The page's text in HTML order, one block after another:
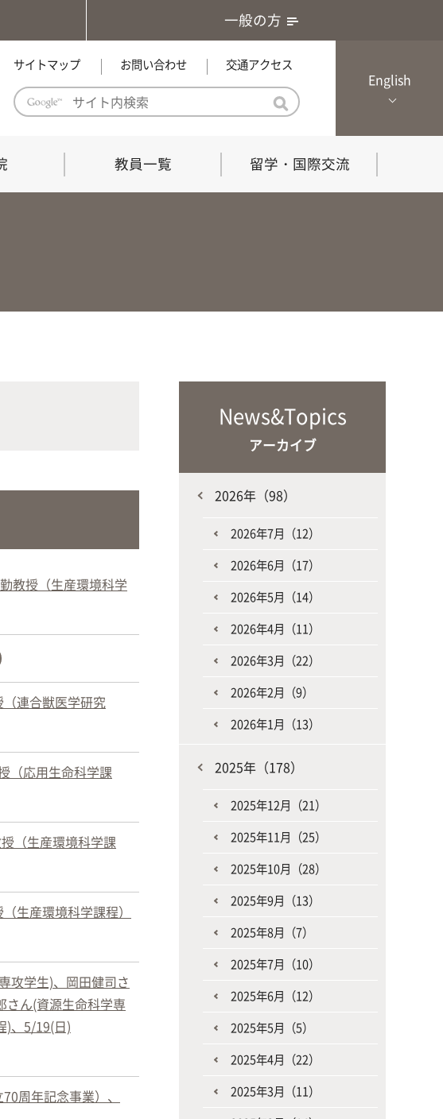
一般の方
サイトマップ お問い合わせ 交通アクセス
English
学科の教育における３つの方針と専
附属施設・教育研究関連施設人と動物との共生を目指し、動物の
教員一覧 留学・国際交流
教授（生産環境科学
連合獣医学研究
（応用生命科学課
（生産環境科学課
生産環境科学課程）
攻学生)、岡田健司さ
さん(資源生命科学専
)、5/19(日)
周年記念事業）、
News&Topics
アーカイブ
2026年（98）
2026年7月（12）
2026年6月（17）
2026年5月（14）
2026年4月（11）
2026年3月（22）
2026年2月（9）
2026年1月（13）
2025年（178）
2025年12月（21）
2025年11月（25）
2025年10月（28）
2025年9月（13）
2025年8月（7）
2025年7月（10）
2025年6月（12）
2025年5月（5）
2025年4月（22）
2025年3月（11）